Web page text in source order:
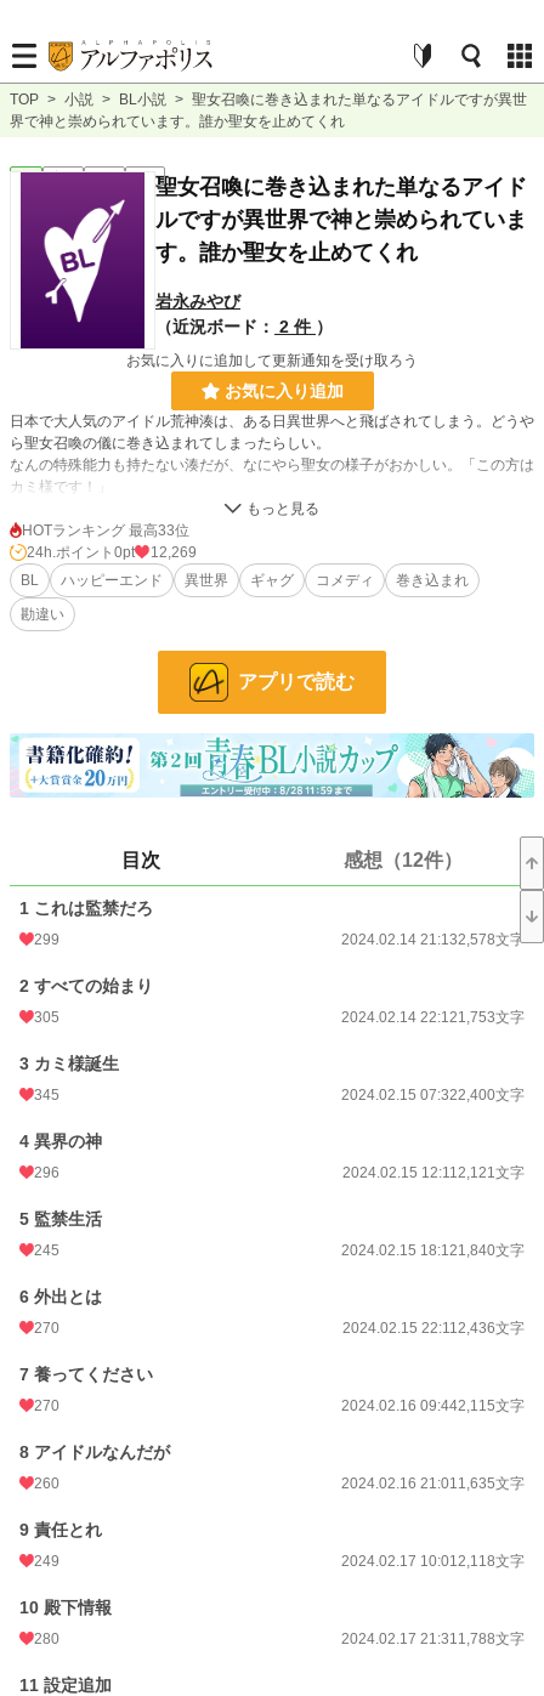
TOP > 小説 > BL小説 > 聖女召喚に巻き込まれた単なるアイドルですが異世
界で神と崇められています。誰か聖女を止めてくれ
BL 完結 長編 R18聖女召喚に巻き込まれた単なるアイド
ルですが異世界で神と崇められていま
す。誰か聖女を止めてくれ
岩永みやび
（近況ボード： 2 件 ）
お気に入りに追加して更新通知を受け取ろう
お気に入り追加
日本で大人気のアイドル荒神湊は、ある日異世界へと飛ばされてしまう。どうや
ら聖女召喚の儀に巻き込まれてしまったらしい。
なんの特殊能力も持たない湊だが、なにやら聖女の様子がおかしい。「この方は
カミ様です！」
どうやら湊の大ファンだったらしい聖女のせいであれよあれよという間に異世界
で崇められ始めた湊。いや違うんです！ 自分ただのアイドルなんで！ 誰か聖
女を止めてくれ！
異世界で神と崇められた主人公がなんやかんやあってBLする話です。
です。R18はおまけ程度です。主人公がちょっとクズっぽいかもしれないです。
228,888 位 / 228,888 件
BL 31,450 位 / 31,450 件
お気に入り 891
文字数 104,903
初回完結日時
週間ポイント 105 pt (33,630 位)
月間ポイント
年間ポイント
累計ポイント
HOTランキング 最高33位
24h.ポイント 0pt
12,269
BL
ハッピーエンド 異世界 ギャグ コメディ
巻き込まれ
勘違い
アプリで読む
目次 感想（12件）
1 これは監禁だろ
299 2024.02.14 21:132,578文字
2 すべての始まり
305 2024.02.14 22:121,753文字
3 カミ様誕生
345 2024.02.15 07:322,400文字
4 異界の神
296 2024.02.15 12:112,121文字
5 監禁生活
245 2024.02.15 18:121,840文字
6 外出とは
270 2024.02.15 22:112,436文字
7 養ってください
270 2024.02.16 09:442,115文字
8 アイドルなんだが
260 2024.02.16 21:011,635文字
9 責任とれ
249 2024.02.17 10:012,118文字
10 殿下情報
280 2024.02.17 21:311,788文字
11 設定追加